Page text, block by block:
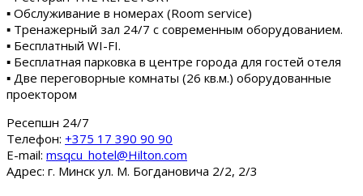
▪ Обслуживание в номерах (Room service)
▪ Тренажерный зал 24/7 с современным оборудованием.
▪ Бесплатный WI-FI.
▪ Бесплатная парковка в центре города для гостей отеля
▪ Две переговорные комнаты (26 кв.м.) оборудованные
проектором
Ресепшн 24/7
Tелефон: +375 17 390 90 90
E-mail: msqcu_hotel@Hilton.com
Адрес: г. Минск ул. М. Богдановича 2/2, 2/3